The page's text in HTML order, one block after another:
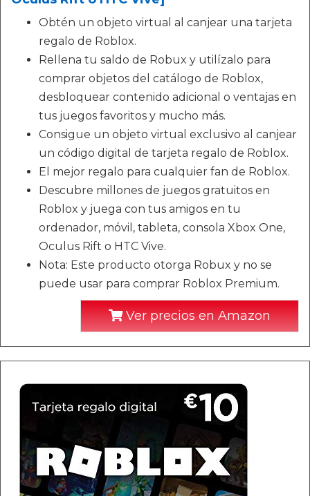
Obtén un objeto virtual al canjear una tarjeta
regalo de Roblox.
Rellena tu saldo de Robux y utilízalo para
comprar objetos del catálogo de Roblox,
desbloquear contenido adicional o ventajas en
tus juegos favoritos y mucho más.
Consigue un objeto virtual exclusivo al canjear
un código digital de tarjeta regalo de Roblox.
El mejor regalo para cualquier fan de Roblox.
Descubre millones de juegos gratuitos en
Roblox y juega con tus amigos en tu
ordenador, móvil, tableta, consola Xbox One,
Oculus Rift o HTC Vive.
Nota: Este producto otorga Robux y no se
puede usar para comprar Roblox Premium.
Ver precios en Amazon